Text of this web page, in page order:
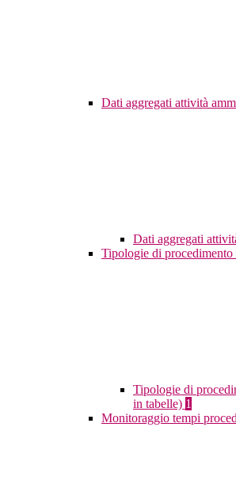
Dati aggregati attività
Dati aggregati
Tipologie di procedimento
Tipologie di
in tabelle) 1
Monitoraggio tempi